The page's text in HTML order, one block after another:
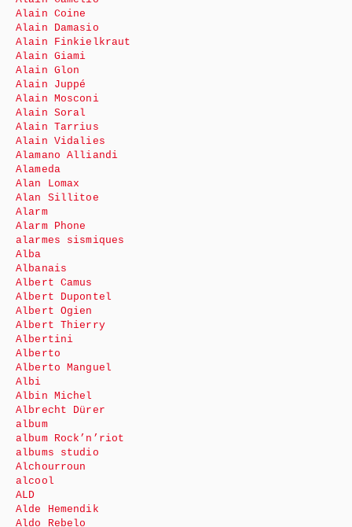
Alain Coine
Alain Damasio
Alain Finkielkraut
Alain Giami
Alain Glon
Alain Juppé
Alain Mosconi
Alain Soral
Alain Tarrius
Alain Vidalies
Alamano Alliandi
Alameda
Alan Lomax
Alan Sillitoe
Alarm
Alarm Phone
alarmes sismiques
Alba
Albanais
Albert Camus
Albert Dupontel
Albert Ogien
Albert Thierry
Albertini
Alberto
Alberto Manguel
Albi
Albin Michel
Albrecht Dürer
album
album Rock’n’riot
albums studio
Alchourroun
alcool
ALD
Alde Hemendik
Aldo Rebelo